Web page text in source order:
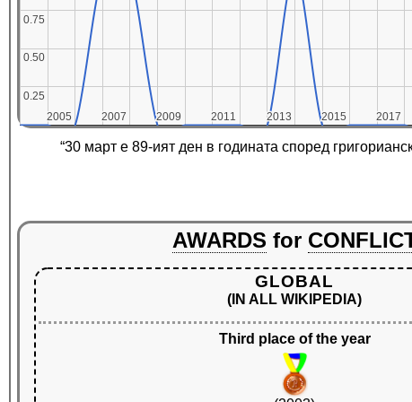
2005
2005 2007
2007 2009
2009 2011
2011 2013
2013 2015
2015 2017
2017
0.25
0.25
0.50
0.50
0.75
0.75
“30 март е 89-ият ден в годината според
AWARDS for
GLOBAL
(IN ALL WIKIPEDIA)
Third place of the year